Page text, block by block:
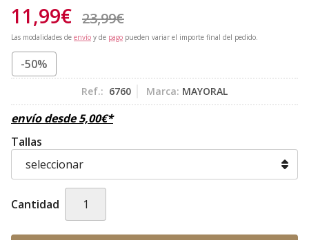
11,99€ 23,99€
Las modalidades de envío y de pago pueden variar el importe final del pedido.
-50%
Ref.: 6760 Marca: MAYORAL
envío desde5,00€*
Tallas
Cantidad